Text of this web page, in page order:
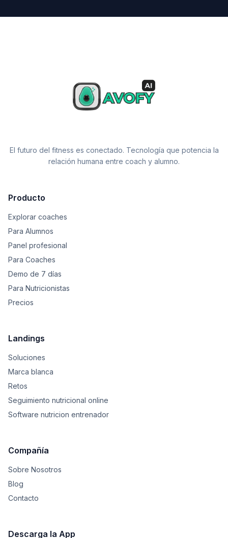
El futuro del fitness es conectado. Tecnología que potencia la
relación humana entre coach y alumno.
Producto
Explorar coaches
Para Alumnos
Panel profesional
Para Coaches
Demo de 7 días
Para Nutricionistas
Precios
Landings
Soluciones
Marca blanca
Retos
Seguimiento nutricional online
Software nutricion entrenador
Compañía
Sobre Nosotros
Blog
Contacto
Descarga la App